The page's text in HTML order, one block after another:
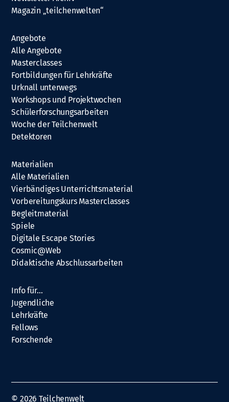
Magazin „teilchenwelten“
Angebote
Alle Angebote
Masterclasses
Fortbildungen für Lehrkräfte
Urknall unterwegs
Workshops und Projektwochen
Schülerforschungsarbeiten
Woche der Teilchenwelt
Detektoren
Materialien
Alle Materialien
Vierbändiges Unterrichtsmaterial
Vorbereitungskurs Masterclasses
Begleitmaterial
Spiele
Digitale Escape Stories
Cosmic@Web
Didaktische Abschlussarbeiten
Info für…
Jugendliche
Lehrkräfte
Fellows
Forschende
© 2026 Teilchenwelt